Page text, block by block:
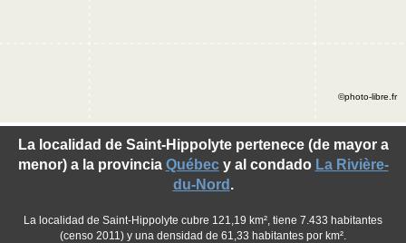
La localidad de Saint-Hippolyte pertenece (de mayor a
menor) a la provincia Québecy al condado La Rivière-
du-Nord .
La localidad de Saint-Hippolyte cubre 121,19 km², tiene 7.433 habitantes
(censo 2011) y una densidad de 61,33 habitantes por km².
©photo-libre.fr